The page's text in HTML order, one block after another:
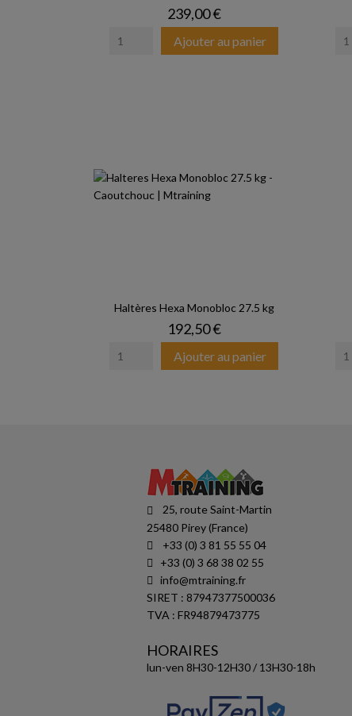
Prix
239,00 €
Ajouter au panier
Haltères Hexa Monobloc 27.5 kg
Prix
192,50 €
Ajouter au panier
25, route Saint-Martin
25480 Pirey (France)
+33 (0) 3 81 55 55 04
+33 (0) 3 68 38 02 55
info@mtraining.fr
SIRET : 87947377500036
TVA : FR94879473775
HORAIRES
lun-ven 8H30-12H30 / 13H30-18h